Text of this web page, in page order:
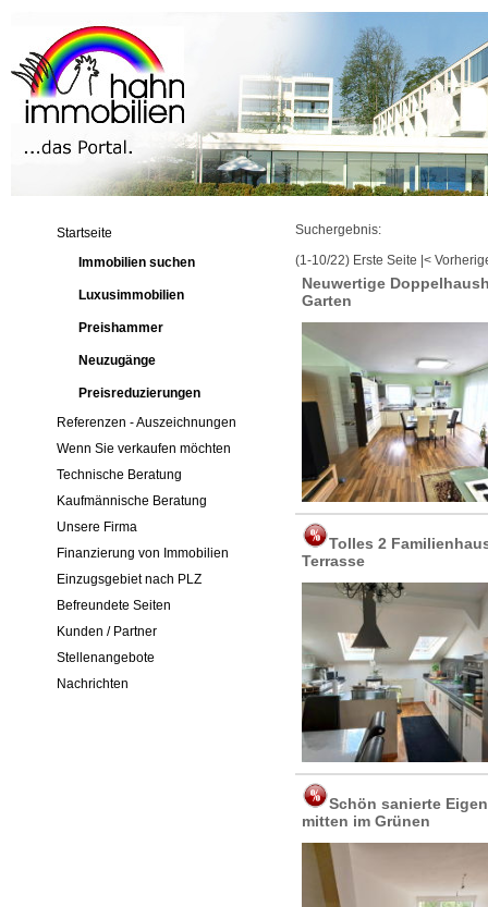
Startseite
Immobilien suchen
Luxusimmobilien
Preishammer
Neuzugänge
Preisreduzierungen
Referenzen - Auszeichnungen
Wenn Sie verkaufen möchten
Technische Beratung
Kaufmännische Beratung
Unsere Firma
Finanzierung von Immobilien
Einzugsgebiet nach PLZ
Befreundete Seiten
Kunden / Partner
Stellenangebote
Nachrichten
Suchergebnis:
(1-10/22) Erste Seite <
Neuwertige
Garten
Tolles 2
Terrasse
Schön sanierte
mitten im Grünen